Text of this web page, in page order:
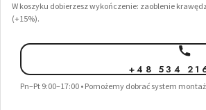
W koszyku dobierzesz wykończenie: zaoblenie
(+15%).
+48 534
Pn–Pt 9:00–17:00 • Pomożemy dobrać system